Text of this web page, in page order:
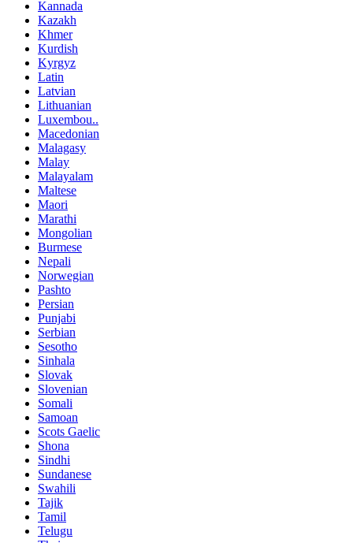
Kannada
Kazakh
Khmer
Kurdish
Kyrgyz
Latin
Latvian
Lithuanian
Luxembou..
Macedonian
Malagasy
Malay
Malayalam
Maltese
Maori
Marathi
Mongolian
Burmese
Nepali
Norwegian
Pashto
Persian
Punjabi
Serbian
Sesotho
Sinhala
Slovak
Slovenian
Somali
Samoan
Scots Gaelic
Shona
Sindhi
Sundanese
Swahili
Tajik
Tamil
Telugu